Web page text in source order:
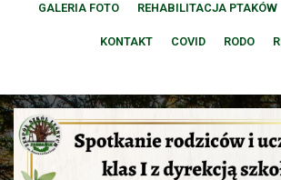
GALERIA FOTO REHABILITACJA PTAKÓW
KONTAKT COVID RODO